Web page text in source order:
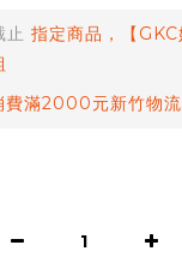
止 指定商品，【
費滿2000元新竹物